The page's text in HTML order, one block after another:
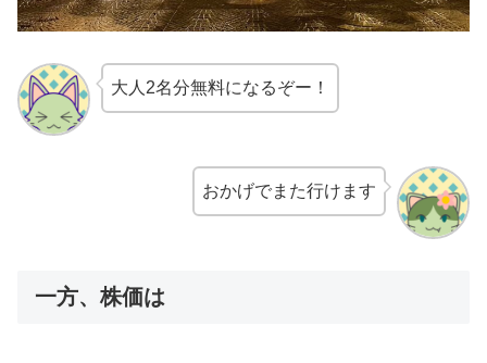
大人2名分無料になるぞー！
おかげでまた行けます
一方、株価は